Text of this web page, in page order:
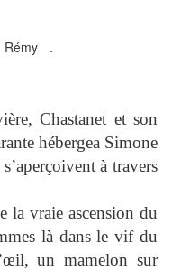
Chastanet et son
hébergea Simone
à travers
la vraie ascension du
là dans le vif du
un mamelon sur